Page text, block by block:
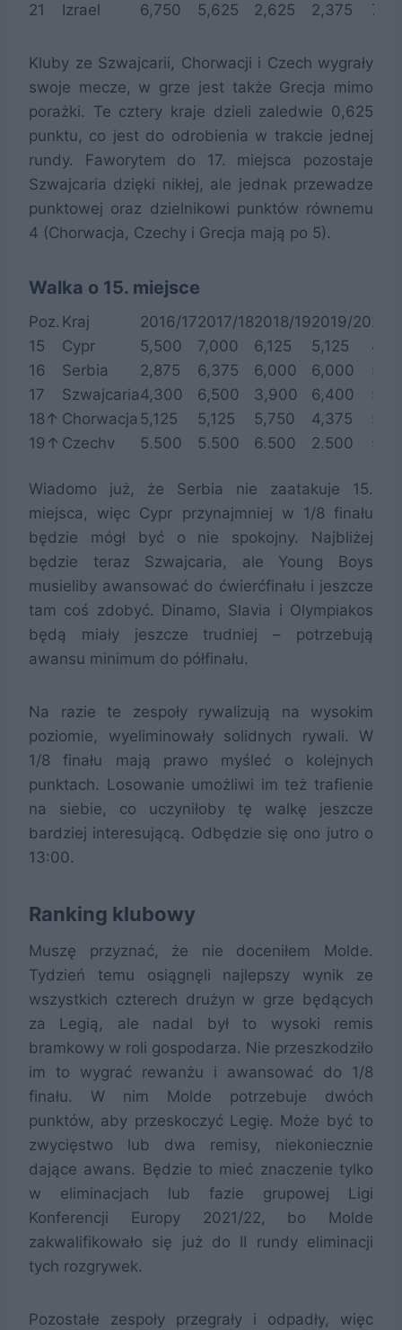
21
Izrael 6,750 5,625 2,625 2,375
Kluby ze Szwajcarii, Chorwacji i Czech wygrały
swoje mecze, w grze jest także Grecja mimo
porażki. Te cztery kraje dzieli zaledwie 0,625
punktu, co jest do odrobienia w trakcie jednej
rundy. Faworytem do 17. miejsca pozostaje
Szwajcaria dzięki nikłej, ale jednak przewadze
punktowej oraz dzielnikowi punktów równemu
4 (Chorwacja, Czechy i Grecja mają po 5).
Walka o 15. miejsce
Poz. Kraj 2016/172017/182018/192019/20
15
Cypr 5,500 7,000 6,125 5,125
16
Serbia 2,875 6,375 6,000 6,000
17
Szwajcaria4,300 6,500 3,900 6,400
18↑ Chorwacja 5,125 5,125 5,750 4,375
19↑ Czechy 5,500 5,500 6,500 2,500
21
Izrael 6,750 5,625 2,625 2,375
Wiadomo już, że Serbia nie zaatakuje 15.
miejsca, więc Cypr przynajmniej w 1/8 finału
będzie mógł być o nie spokojny. Najbliżej
będzie teraz Szwajcaria, ale Young Boys
musieliby awansować do ćwierćfinału i jeszcze
tam coś zdobyć. Dinamo, Slavia i Olympiakos
będą miały jeszcze trudniej – potrzebują
awansu minimum do półfinału.
Na razie te zespoły rywalizują na wysokim
poziomie, wyeliminowały solidnych rywali. W
1/8 finału mają prawo myśleć o kolejnych
punktach. Losowanie umożliwi im też trafienie
na siebie, co uczyniłoby tę walkę jeszcze
bardziej interesującą. Odbędzie się ono jutro o
13:00.
Ranking klubowy
Muszę przyznać, że nie doceniłem Molde.
Tydzień temu osiągnęli najlepszy wynik ze
wszystkich czterech drużyn w grze będących
za Legią, ale nadal był to wysoki remis
bramkowy w roli gospodarza. Nie przeszkodziło
im to wygrać rewanżu i awansować do 1/8
finału. W nim Molde potrzebuje dwóch
punktów, aby przeskoczyć Legię. Może być to
zwycięstwo lub dwa remisy, niekoniecznie
dające awans. Będzie to mieć znaczenie tylko
w eliminacjach lub fazie grupowej Ligi
Konferencji Europy 2021/22, bo Molde
zakwalifikowało się już do II rundy eliminacji
tych rozgrywek.
Pozostałe zespoły przegrały i odpadły, więc